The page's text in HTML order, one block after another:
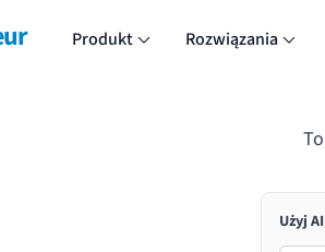
Produkt Rozwiązania
Użyj